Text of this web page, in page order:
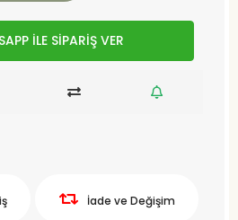
İLE SİPARİŞ VER
İade ve Değişim